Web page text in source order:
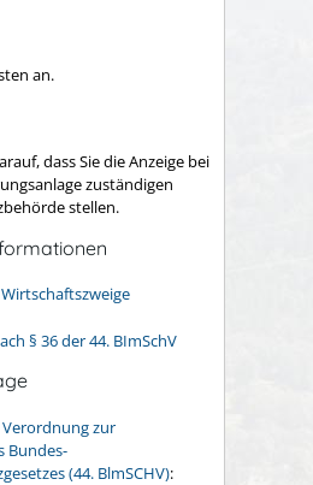
an.
dass Sie die Anzeige bei
zuständigen
stellen.
§ 36 der 44. BImSchV
zur
Bundes-
(44. BlmSCHV):